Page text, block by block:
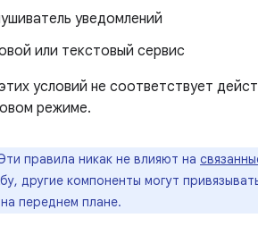
уведомлений
или текстовый сервис
условий не соответствует
режиме.
правила никак не влияют на
другие компоненты могут
переднем плане.